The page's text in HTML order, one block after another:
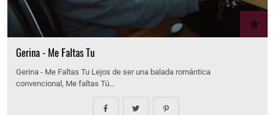
Gerina - Me Faltas Tu
Gerina - Me Faltas Tu Lejos de ser una balada romántica
convencional, Me faltas Tú…